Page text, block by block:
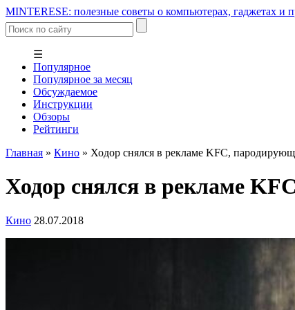
MINTERESE: полезные советы о компьютерах, гаджетах и
☰
Популярное
Популярное за месяц
Обсуждаемое
Инструкции
Обзоры
Рейтинги
Главная » Кино » Ходор снялся в рекламе KFC,
Ходор снялся в рекламе
Кино 28.07.2018